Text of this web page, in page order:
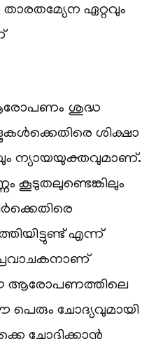
ഏറ്റവും
ശുദ്ധ
ശിക്ഷാ
ന്യായയുക്തവുമാണ്.
കൂടുതലുണ്ടെങ്കിലും
എന്ന്
ഈ ആരോപണത്തിലെ
പെരും ചോദ്യവുമായി
ചോദിക്കാൻ